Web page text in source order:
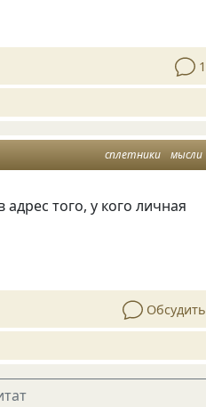
1
сплетники мысли
того, у кого личная
Обсудить